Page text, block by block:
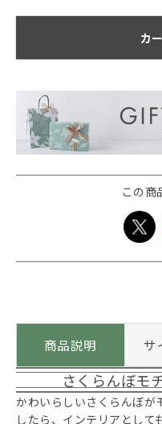
カ
この商
商品説明 サ
さくらんぼモ
かわいらしいさくらんぼが
したら、インテリアとし